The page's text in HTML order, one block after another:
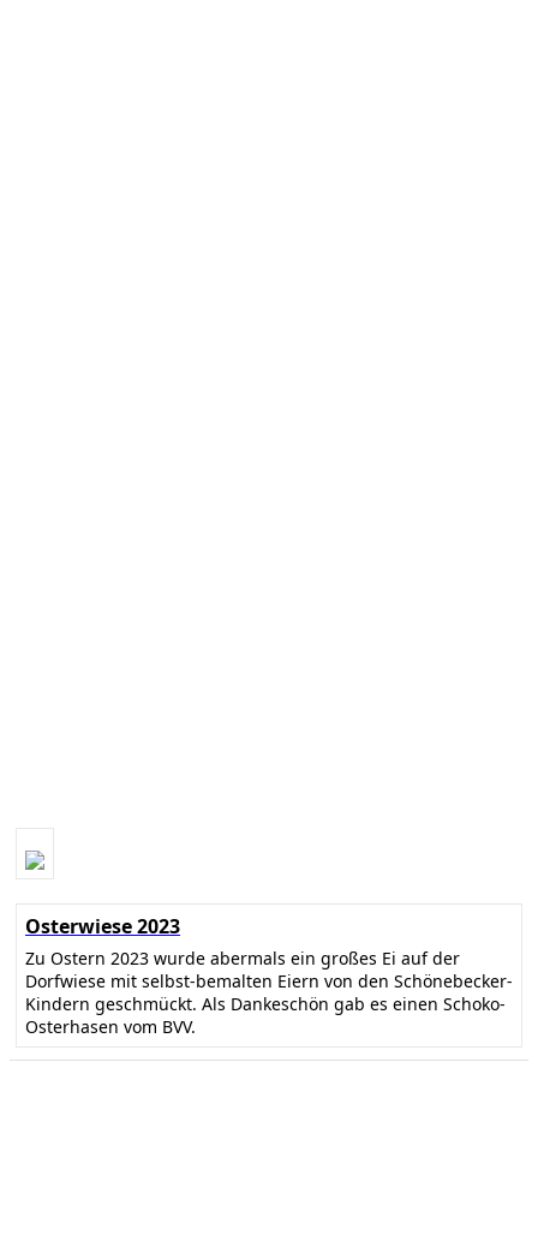
Osterwiese 2023
Zu Ostern 2023 wurde abermals ein großes Ei auf der
Dorfwiese mit selbst-bemalten Eiern von den Schönebecker-
Kindern geschmückt. Als Dankeschön gab es einen Schoko-
Osterhasen vom BVV.